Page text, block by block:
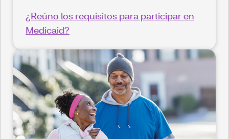
¿Reúno los requisitos para participar en
Medicaid?